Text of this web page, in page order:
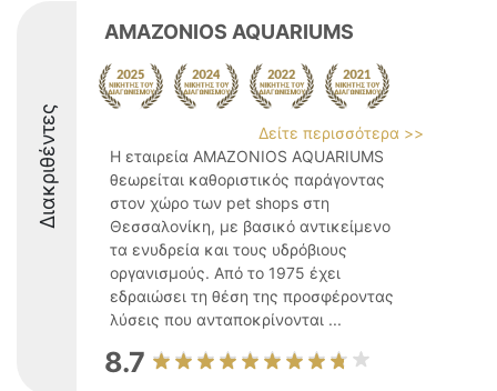
Διακριθέντες
AMAZONIOS AQUARIUMS
Δείτε περισσότερα >>
Η εταιρεία AMAZONIOS AQUARIUMS
θεωρείται καθοριστικός παράγοντας
στον χώρο των pet shops στη
Θεσσαλονίκη, με βασικό αντικείμενο
τα ενυδρεία και τους υδρόβιους
οργανισμούς. Από το 1975 έχει
εδραιώσει τη θέση της προσφέροντας
λύσεις που ανταποκρίνονται ...
8.7